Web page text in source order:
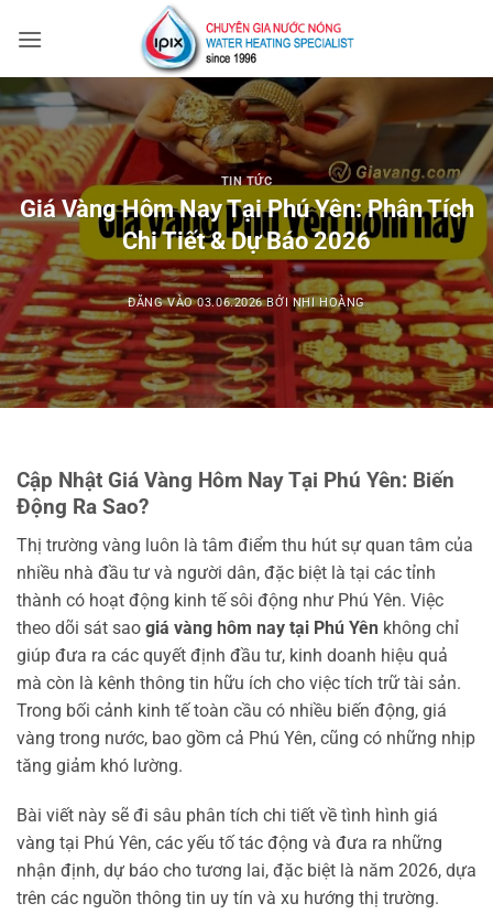
qua
dung
TIN TỨC
Giá Vàng Hôm Nay Tại Phú Yên: Phân Tích
Chi Tiết & Dự Báo 2026
ĐĂNG VÀO03.06.2026 BỞINHI HOÀNG
Cập Nhật Giá Vàng Hôm Nay Tại Phú Yên: Biến
Động Ra Sao?
Thị trường vàng luôn là tâm điểm thu hút sự quan tâm của
nhiều nhà đầu tư và người dân, đặc biệt là tại các tỉnh
thành có hoạt động kinh tế sôi động như Phú Yên. Việc
theo dõi sát sao giá vàng hôm nay tại Phú Yên không chỉ
giúp đưa ra các quyết định đầu tư, kinh doanh hiệu quả
mà còn là kênh thông tin hữu ích cho việc tích trữ tài sản.
Trong bối cảnh kinh tế toàn cầu có nhiều biến động, giá
vàng trong nước, bao gồm cả Phú Yên, cũng có những nhịp
tăng giảm khó lường.
Bài viết này sẽ đi sâu phân tích chi tiết về tình hình giá
vàng tại Phú Yên, các yếu tố tác động và đưa ra những
nhận định, dự báo cho tương lai, đặc biệt là năm 2026, dựa
trên các nguồn thông tin uy tín và xu hướng thị trường.